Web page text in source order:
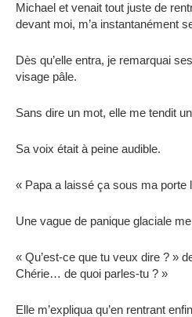
Michael et venait tout juste de
devant moi, m’a instantanément
Dès qu’elle entra, je remarquai
visage pâle.
Sans dire un mot, elle me tendit
Sa voix était à peine audible.
« Papa a laissé ça sous ma porte
Une vague de panique glaciale
« Qu’est-ce que tu veux dire ? »
Chérie… de quoi parles-tu ? »
Elle m’expliqua qu’en rentrant